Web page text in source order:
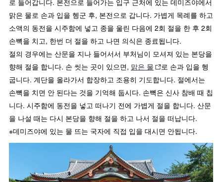
맑은 물로 손과 입을 헹군 후, 본전으로 갑니다. 가볍게 목례를 하고
소액의 동전을 시주함에 넣고 종을 울린 다음에 2회 절을 한 후 2회
손뼉을 치고, 한번 더 절을 하고 나면 의식은 종료됩니다.
절의 경우에는 산문을 지나 들어서서 부처님이 모셔져 있는 본당을
향해 절을 합니다. 손 씻는 곳이 있으면, 맑은 물
로 손과 입을 헹
굽니다. 계단을 올라가서 합장하고 조용히 기도합니다. 절에서는
손뼉을 치면 안 된다는 것을 기억해 둡시다. 손뼉은 신사 참배 때 칩
니다. 시주함에 동전을 넣고 떠나기 전에 가볍게 절을 합니다. 산문
을 나설 때는 다시 본당을 향해 절을 하고 나서 절을 떠납니다.
※데미즈야에 있는 물 뜨는 국자에 직접 입을 대시면 안됩니다.